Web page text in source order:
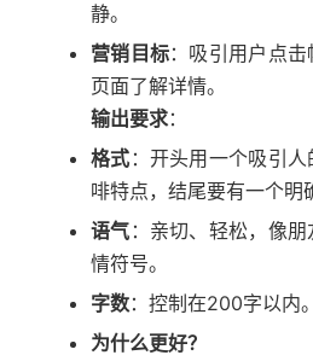
静。
营销目标：吸引用户点
页面了解详情。
输出要求：
格式 ：开头用一个吸引
啡特点，结尾要有一个明
语气 ：亲切、轻松，像
情符号。
字数：控制在200字以内
为什么更好？